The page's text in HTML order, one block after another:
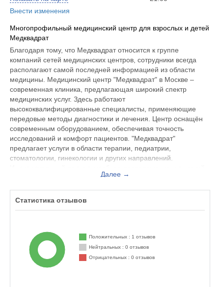
Внести изменения
Многопрофильный медицинский центр для взрослых и детей
Медквадрат
Благодаря тому, что Медквадрат относится к группе
компаний сетей медицинских центров, сотрудники всегда
располагают самой последней информацией из области
медицины. Медицинский центр "Медквадрат" в Москве –
современная клиника, предлагающая широкий спектр
медицинских услуг. Здесь работают
высококвалифицированные специалисты, применяющие
передовые методы диагностики и лечения. Центр оснащён
современным оборудованием, обеспечивая точность
исследований и комфорт пациентов. "Медквадрат"
предлагает услуги в области терапии, педиатрии,
стоматологии, гинекологии и других направлений.
уровень сервиса делают "Медквадрат" выбором для заботы
Далее →
Статистика отзывов
Положительных : 1 отзывов
Нейтральных : 0 отзывов
Отрицательных : 0 отзывов